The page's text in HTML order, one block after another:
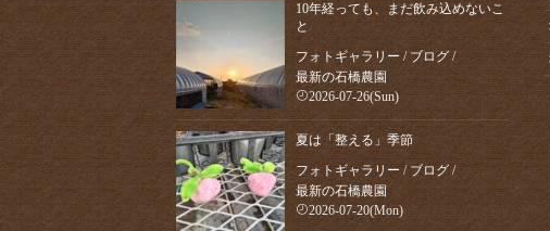
10年経っても、まだ飲み込めないこ
と
フォトギャラリー / ブログ /
最新の石橋農園
2026-07-26(Sun)
夏は「整える」季節
フォトギャラリー / ブログ/
最新の石橋農園
2026-07-20(Mon)